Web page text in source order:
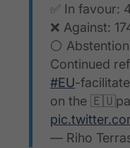
✅ In favour:
❌ Against:
⚪
Continued
#EU-
on the
— Riho